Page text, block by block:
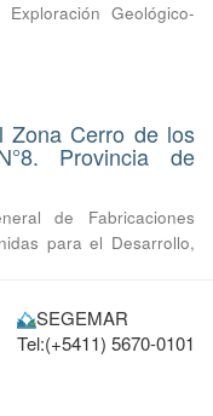
Geológico-
Zona Cerro de los
Provincia de
de Fabricaciones
para el Desarrollo,
SEGEMAR
Tel:(+5411) 5670-0101